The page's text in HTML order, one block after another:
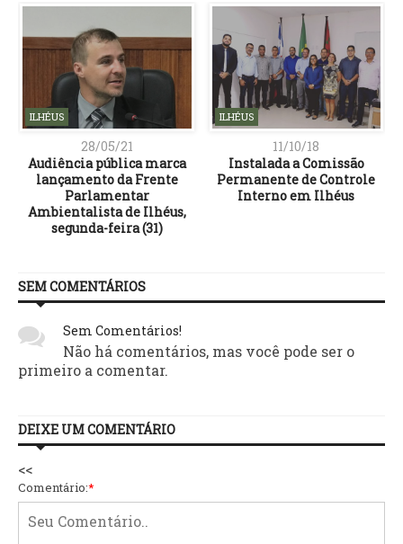
ILHÉUS
28/05/21
Audiência pública marca
lançamento da Frente
Parlamentar
Ambientalista de Ilhéus,
segunda-feira (31)
ILHÉUS
11/10/18
Instalada a Comissão
Permanente de Controle
Interno em Ilhéus
SEM COMENTÁRIOS
Sem Comentários!
Não há comentários, mas você pode ser o
primeiro a comentar.
DEIXE UM COMENTÁRIO
<<
Comentário:*